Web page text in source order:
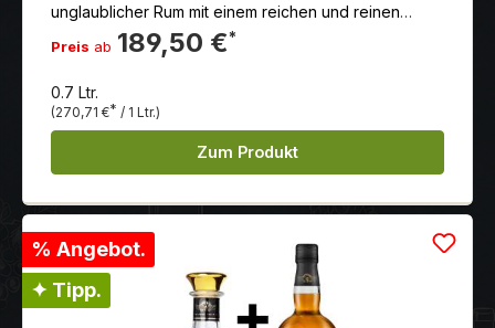
unglaublicher Rum mit einem reichen und reinen
Geschmack.
Preis ab 189,50 €*
0.7 Ltr.
(270,71 €* / 1 Ltr.)
Zum Produkt
% Angebot.
✦ Tipp.